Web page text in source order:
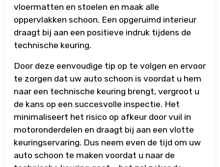
vloermatten en stoelen en maak alle
oppervlakken schoon. Een opgeruimd interieur
draagt bij aan een positieve indruk tijdens de
technische keuring.
Door deze eenvoudige tip op te volgen en ervoor
te zorgen dat uw auto schoon is voordat u hem
naar een technische keuring brengt, vergroot u
de kans op een succesvolle inspectie. Het
minimaliseert het risico op afkeur door vuil in
motoronderdelen en draagt bij aan een vlotte
keuringservaring. Dus neem even de tijd om uw
auto schoon te maken voordat u naar de